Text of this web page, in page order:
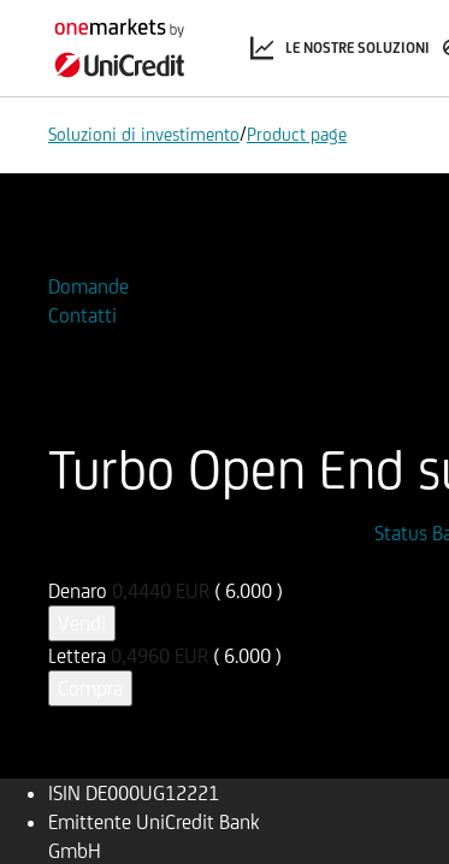
LE NOSTRE SOLUZIONI
Soluzioni di investimento/Product page
Domande
Contatti
Turbo Open End
Status
Denaro 0,4440 EUR ( 6.000 )
Lettera 0,4960 EUR ( 6.000 )
ISIN DE000UG12221
Emittente UniCredit Bank
GmbH